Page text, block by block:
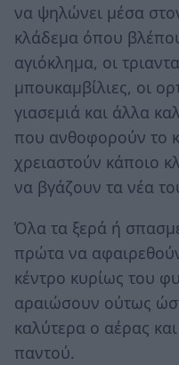
να ψηλώνει μέσα
κλάδεμα όπου
αγιόκλημα, οι
μπουκαμβίλιες, οι
γιασεμιά και άλλα
που ανθοφορούν το
χρειαστούν κάποιο
να βγάζουν τα νέα
Όλα τα ξερά ή
πρώτα να
κέντρο κυρίως του
αραιώσουν ούτως
καλύτερα ο αέρας
παντού.